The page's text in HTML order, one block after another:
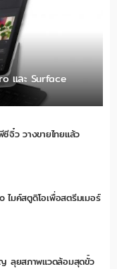
และ Surface
จิ๋ว วางขายไทยแล้ว
มค์สตูดิโอเพื่อสตรีมเมอร์
ลุยสภาพแวดล้อมสุดขั้ว